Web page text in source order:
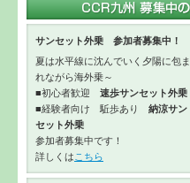
サンセット外乗 参加者募集中！
夏は水平線に沈んでいく夕陽に包ま
れながら海外乗～
■初心者歓迎 速歩サンセット外乗
■経験者向け 駈歩あり 納涼サン
セット外乗
参加者募集中です！
詳しくは こちら